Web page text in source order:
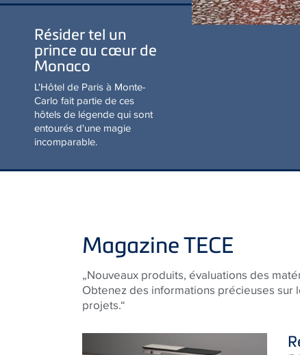
Résider tel un
prince au cœur de
Monaco
L'Hôtel de Paris à Monte-
hôtels de légende qui sont
entourés d'une magie
incomparable.
„Nouveaux produits, évaluations des
Obtenez des informations précieuses
projets.“